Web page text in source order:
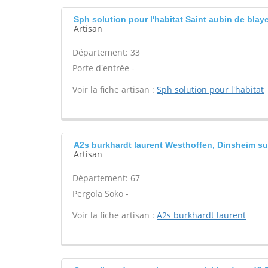
Sph solution pour l'habitat Saint aubin de
Artisan
Département: 33
Porte d'entrée -
Voir la fiche artisan : Sph solution pour l'habitat
A2s burkhardt laurent Westhoffen, Dinsheim
Artisan
Département: 67
Pergola Soko -
Voir la fiche artisan : A2s burkhardt laurent